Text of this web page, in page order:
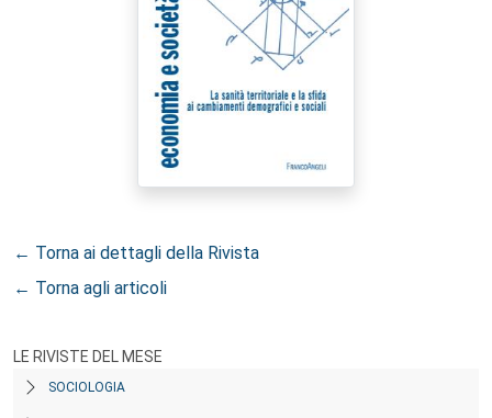
← Torna ai dettagli della Rivista
← Torna agli articoli
LE RIVISTE DEL MESE
SOCIOLOGIA